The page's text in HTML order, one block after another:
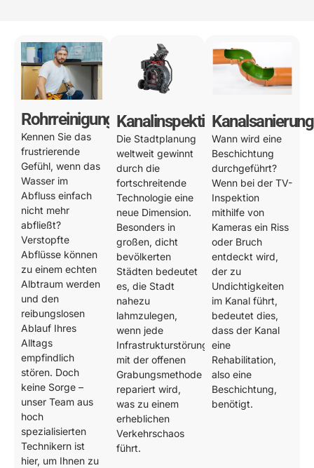
Rohrreinigung
Kennen Sie das
frustrierende
Gefühl, wenn das
Wasser im
Abfluss einfach
nicht mehr
abfließt?
Verstopfte
Abflüsse können
zu einem echten
Albtraum werden
und den
reibungslosen
Ablauf Ihres
Alltags
empfindlich
stören. Doch
keine Sorge –
unser Team aus
hoch
spezialisierten
Technikern ist
hier, um Ihnen zu
Kanalinspektion
Die Stadtplanung
weltweit gewinnt
durch die
fortschreitende
Technologie eine
neue Dimension.
Besonders in
großen, dicht
bevölkerten
Städten bedeutet
es, die Stadt
nahezu
lahmzulegen,
wenn jede
Infrastrukturstörung
mit der offenen
Grabungsmethode
repariert wird,
was zu einem
erheblichen
Verkehrschaos
führt.
Kanalsanierung
Wann wird eine
Beschichtung
durchgeführt?
Wenn bei der TV-
Inspektion
mithilfe von
Kameras ein Riss
oder Bruch
entdeckt wird,
der zu
Undichtigkeiten
im Kanal führt,
bedeutet dies,
dass der Kanal
eine
Rehabilitation,
also eine
Beschichtung,
benötigt.